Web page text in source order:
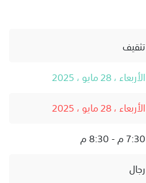
تثقيف
الأربعاء ، 28 مايو ، 2025
الأربعاء ، 28 مايو ، 2025
7:30 م - 8:30 م
رجال